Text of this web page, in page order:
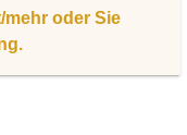
mehr oder Sie